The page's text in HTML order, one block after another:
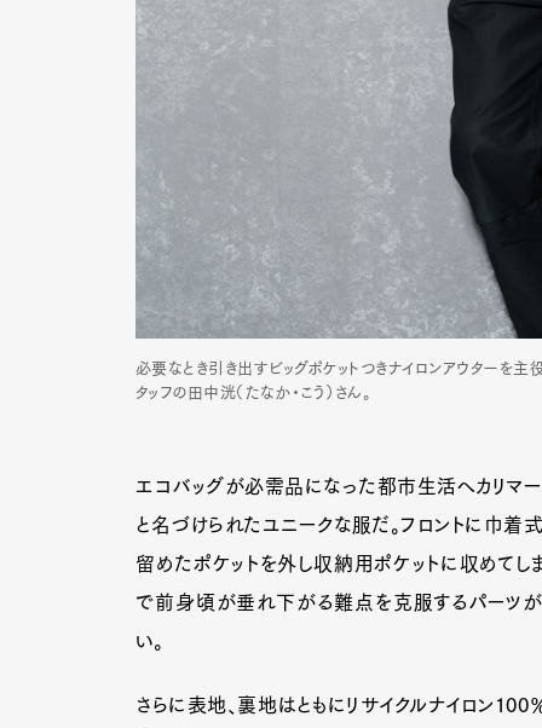
Pen
必要なとき引き出すビッグポケットつきナイロンアウターを
タッフの田中洸（たなか・こう）さん。
エコバッグが必需品になった都市生活へカリマー
と名づけられたユニークな服だ。フロントに巾着
留めたポケットを外し収納用ポケットに収めてし
で前身頃が垂れ下がる難点を克服するパーツ
い。
さらに表地、裏地はともにリサイクルナイロン